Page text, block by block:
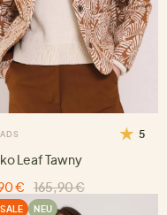
5
Leaf Tawny
€
165,90 €
NEU